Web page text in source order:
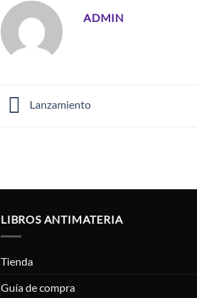
ADMIN
Lanzamiento
LIBROS ANTIMATERIA
Tienda
Guía de compra